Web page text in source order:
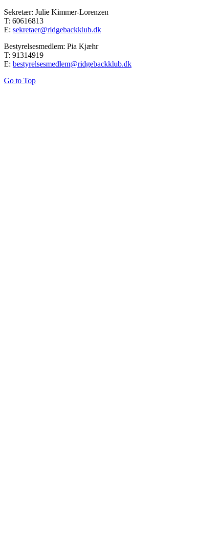
Sekretær: Julie Kimmer-Lorenzen
T: 60616813
E: sekretaer@ridgebackklub.dk
Bestyrelsesmedlem: Pia Kjæhr
T: 91314919
E: bestyrelsesmedlem@ridgebackklub.dk
Go to Top